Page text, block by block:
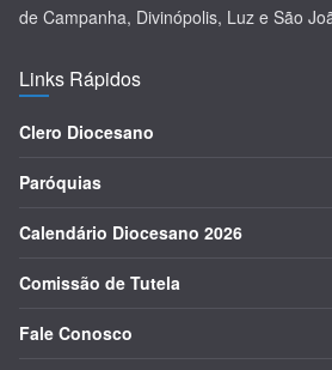
de Campanha, Divinópolis, Luz e São
Links Rápidos
Clero Diocesano
Paróquias
Calendário Diocesano 2026
Comissão de Tutela
Fale Conosco